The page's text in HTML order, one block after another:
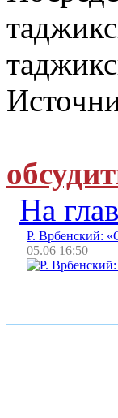
На
Р. Врбенский:
05.06 16:50